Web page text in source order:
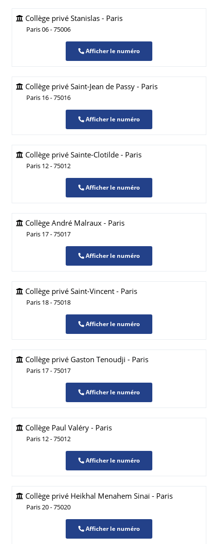
Collège privé Stanislas - Paris
Paris 06 - 75006
Afficher le numéro
Collège privé Saint-Jean de Passy - Paris
Paris 16 - 75016
Afficher le numéro
Collège privé Sainte-Clotilde - Paris
Paris 12 - 75012
Afficher le numéro
Collège André Malraux - Paris
Paris 17 - 75017
Afficher le numéro
Collège privé Saint-Vincent - Paris
Paris 18 - 75018
Afficher le numéro
Collège privé Gaston Tenoudji - Paris
Paris 17 - 75017
Afficher le numéro
Collège Paul Valéry - Paris
Paris 12 - 75012
Afficher le numéro
Collège privé Heikhal Menahem Sinaï - Paris
Paris 20 - 75020
Afficher le numéro